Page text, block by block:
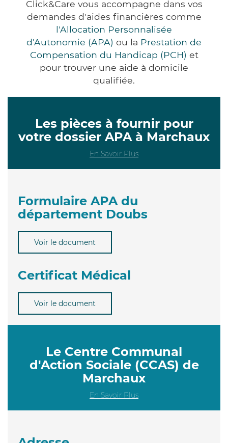
Click&Care vous accompagne dans vos
demandes d'aides financières comme
l'Allocation Personnalisée
d'Autonomie (APA) ou la Prestation de
Compensation du Handicap (PCH) et
pour trouver une aide à domicile
qualifiée.
Les pièces à fournir pour
votre dossier APA à Marchaux
En Savoir Plus
Formulaire APA du
département Doubs
Voir le document
Certificat Médical
Voir le document
Le Centre Communal
d'Action Sociale (CCAS) de
Marchaux
En Savoir Plus